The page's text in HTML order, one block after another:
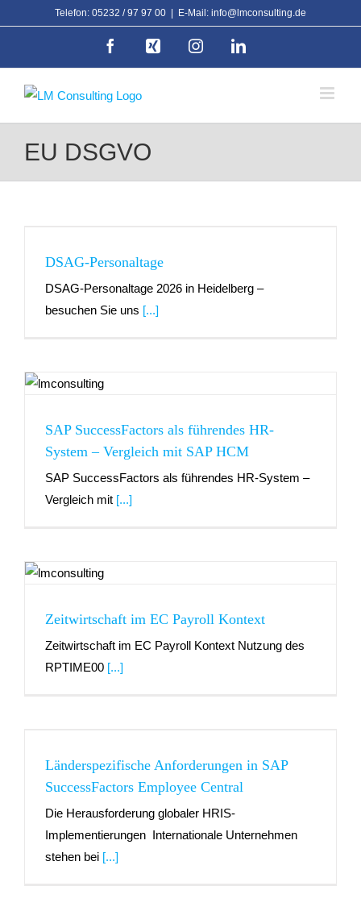
Telefon: 05232 / 97 97 00 E-Mail: info@lmconsulting.de
Facebook InstagramLinkedIn
EU DSGVO
DSAG-Personaltage
DSAG-Personaltage 2026 in Heidelberg –
besuchen Sie uns [...]
SAP SuccessFactors als führendes HR-
System – Vergleich mit SAP HCM
SAP SuccessFactors als führendes HR-System –
Vergleich mit [...]
Zeitwirtschaft im EC Payroll Kontext
Zeitwirtschaft im EC Payroll Kontext Nutzung des
RPTIME00 [...]
Länderspezifische Anforderungen in SAP
SuccessFactors Employee Central
Die Herausforderung globaler HRIS-
Implementierungen Internationale Unternehmen
stehen bei [...]